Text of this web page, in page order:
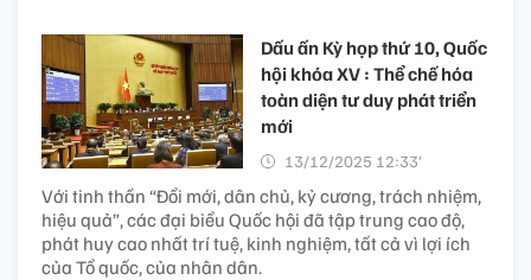
Dấu ấn Kỳ họp thứ 10, Quốc
hội khóa XV : Thể chế hóa
toàn diện tư duy phát triển
mới
13/12/2025 12:33’
Với tinh thần “Đổi mới, dân chủ, kỷ cương, trách nhiệm,
hiệu quả”, các đại biểu Quốc hội đã tập trung cao độ,
phát huy cao nhất trí tuệ, kinh nghiệm, tất cả vì lợi ích
của Tổ quốc, của nhân dân.